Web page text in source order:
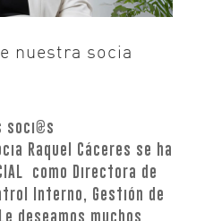
nuestra socia
Raquel Cáceres se ha
como Directora de
Interno, Gestión de